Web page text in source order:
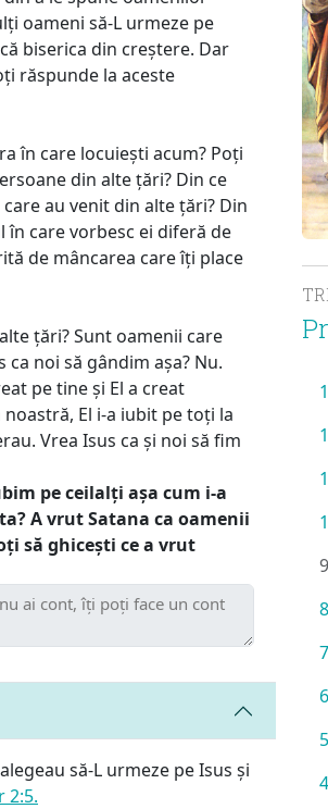
oameni să-L urmeze pe
biserica din creștere. Dar
răspunde la aceste
în care locuiești acum? Poți
din alte țări? Din ce
au venit din alte țări? Din
în care vorbesc ei diferă de
de mâncarea care îți place
țări? Sunt oamenii care
noi să gândim așa? Nu.
pe tine și El a creat
El i-a iubit pe toți la
Vrea Isus ca și noi să fim
pe ceilalți așa cum i-a
A vrut Satana ca oamenii
să ghicești ce a vrut
să-L urmeze pe Isus și
2:5.